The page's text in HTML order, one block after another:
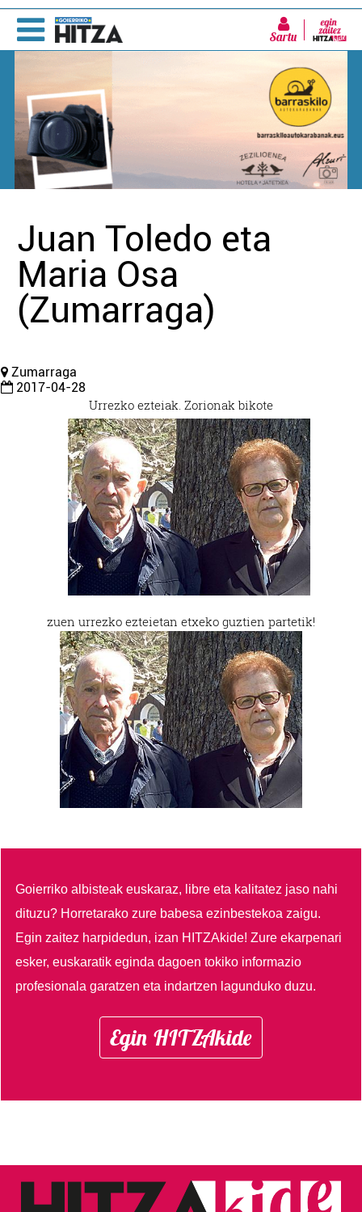
Sartu
Juan Toledo eta
Maria Osa
(Zumarraga)
Zumarraga
2017-04-28
Urrezko ezteiak. Zorionak bikote
zuen urrezko ezteietan etxeko guztien partetik!
Goierriko albisteak euskaraz, libre eta kalitatez jaso nahi
dituzu? Horretarako zure babesa ezinbestekoa zaigu.
Egin zaitez harpidedun, izan HITZAkide!Zure ekarpenari
esker, euskaratik eginda dagoen tokiko informazio
profesionala garatzen eta indartzen lagunduko duzu.
Egin HITZAkide